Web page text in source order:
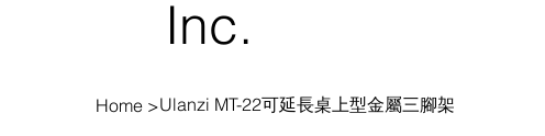
Inc.
Home >Ulanzi MT-22可延長桌上型金屬三腳架